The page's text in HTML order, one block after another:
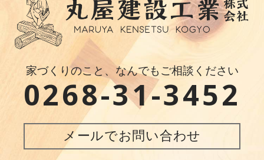
家づくりのこと、なんでもご相談ください
0268-31-3452
メールでお問い合わせ